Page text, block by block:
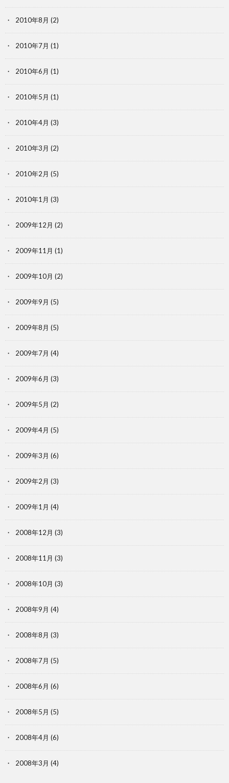
2010年8月 (2)
2010年7月 (1)
2010年6月 (1)
2010年5月 (1)
2010年4月 (3)
2010年3月 (2)
2010年2月 (5)
2010年1月 (3)
2009年12月 (2)
2009年11月 (1)
2009年10月 (2)
2009年9月 (5)
2009年8月 (5)
2009年7月 (4)
2009年6月 (3)
2009年5月 (2)
2009年4月 (5)
2009年3月 (6)
2009年2月 (3)
2009年1月 (4)
2008年12月 (3)
2008年11月 (3)
2008年10月 (3)
2008年9月 (4)
2008年8月 (3)
2008年7月 (5)
2008年6月 (6)
2008年5月 (5)
2008年4月 (6)
2008年3月 (4)